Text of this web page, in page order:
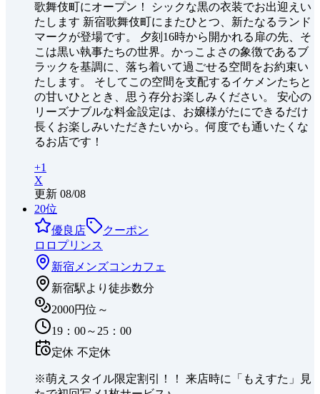
歌舞伎町にオープン！ シックな黒の衣装でお出迎えい
たします 新宿歌舞伎町にまたひとつ、新たなるランド
マークが登場です。 夕刻16時から開かれる扉の先、そ
こは黒い執事たちの世界。かっこよさの象徴であるブ
ラックを基調に、落ち着いて過ごせる空間をお約束い
たします。 そしてこの空間を支配するイケメンたちと
の甘いひととき、思う存分お楽しみください。 安心の
リーズナブルな料金設定は、お嬢様がたにできるだけ
長くお楽しみいただきたいから。何度でも通いたくな
るお店です！
+1
X
更新 08/08
20位
優良店
クーポン
ロロプリンス
新宿 メンズコンカフェ
新宿駅より徒歩数分
2000円位～
19：00～25：00
定休 不定休
※萌えスタイル限定割引！！ 来店時に「もえすた」見